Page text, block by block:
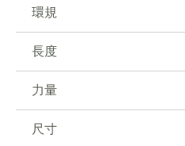
環規
長度
力量
尺寸